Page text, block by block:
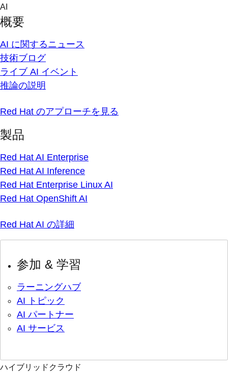
Skip
content
AI
概要
AI に関するニュース
技術ブログ
ライブ AI イベント
推論の説明
Red Hat のアプローチを見る
製品
Red Hat AI Enterprise
Red Hat AI Inference
Red Hat Enterprise Linux AI
Red Hat OpenShift AI
Red Hat AI の詳細
参加 & 学習
ラーニングハブ
AI トピック
AI パートナー
AI サービス
ハイブリッドクラウド